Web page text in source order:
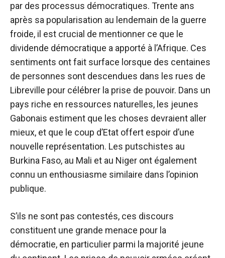
par des processus démocratiques. Trente ans
après sa popularisation au lendemain de la guerre
froide, il est crucial de mentionner ce que le
dividende démocratique a apporté à l’Afrique. Ces
sentiments ont fait surface lorsque des centaines
de personnes sont descendues dans les rues de
Libreville pour célébrer la prise de pouvoir. Dans un
pays riche en ressources naturelles, les jeunes
Gabonais estiment que les choses devraient aller
mieux, et que le coup d’Etat offert espoir d’une
nouvelle représentation. Les putschistes au
Burkina Faso, au Mali et au Niger ont également
connu un enthousiasme similaire dans l’opinion
publique.
S’ils ne sont pas contestés, ces discours
constituent une grande menace pour la
démocratie, en particulier parmi la majorité jeune